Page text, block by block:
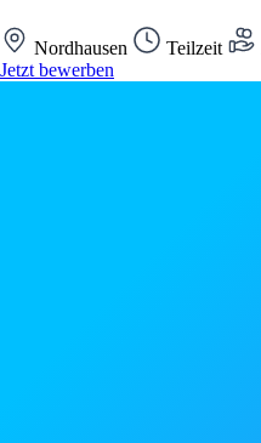
Nordhausen Teilzeit
Jetzt bewerben